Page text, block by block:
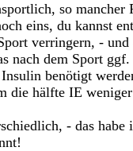
so mancher
eins, du kannst
verringern, - und
nach dem Sport
benötigt
die hälfte IE
- das habe